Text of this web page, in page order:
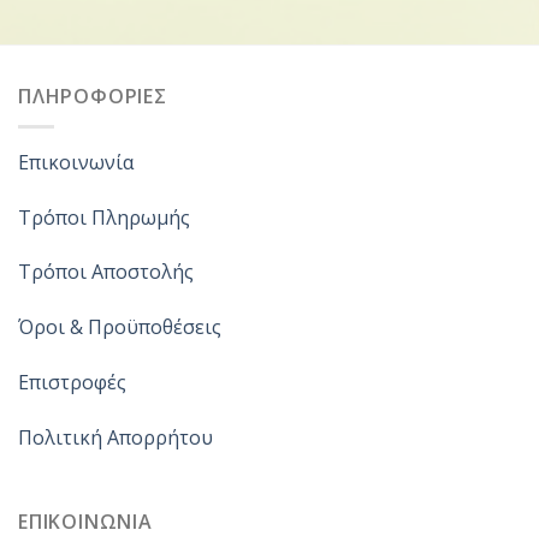
ΠΛΗΡΟΦΟΡΙΕΣ
Επικοινωνία
Τρόποι Πληρωμής
Τρόποι Αποστολής
Όροι & Προϋποθέσεις
Επιστροφές
Πολιτική Απορρήτου
ΕΠΙΚΟΙΝΩΝΙΑ